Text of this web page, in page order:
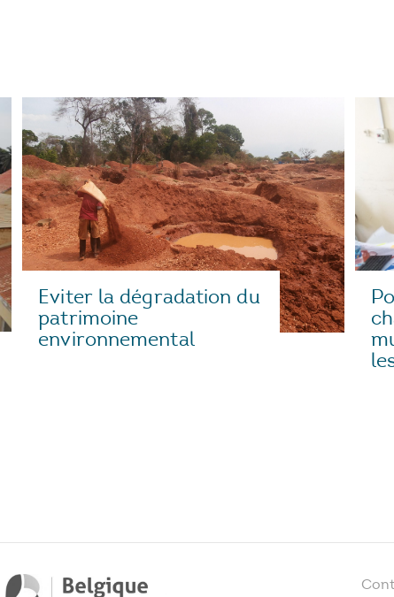
Eviter la dégradation du
patrimoine
environnemental